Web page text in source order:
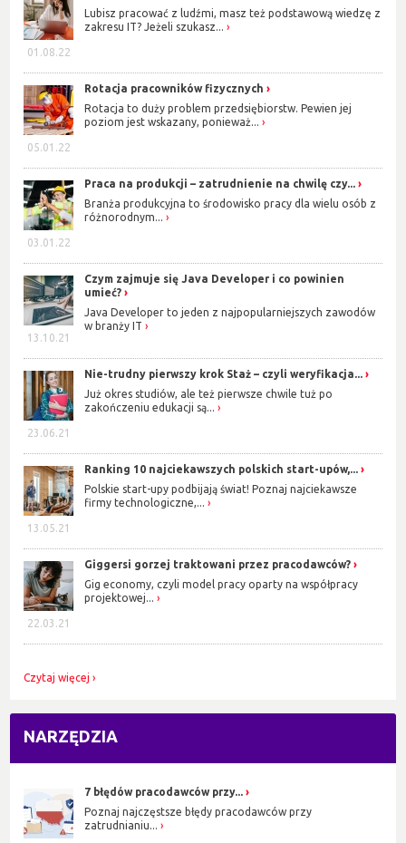
01.08.22
Lubisz pracować z ludźmi, masz też podstawową wiedzę z
zakresu IT? Jeżeli szukasz...
05.01.22
Rotacja pracowników fizycznych
Rotacja to duży problem przedsiębiorstw. Pewien jej
poziom jest wskazany, ponieważ...
03.01.22
Praca na produkcji – zatrudnienie na chwilę czy...
Branża produkcyjna to środowisko pracy dla wielu osób z
różnorodnym...
13.10.21
Czym zajmuje się Java Developer i co powinien
umieć?
Java Developer to jeden z najpopularniejszych zawodów
w branży IT
23.06.21
Nie-trudny pierwszy krok Staż – czyli weryfikacja...
Już okres studiów, ale też pierwsze chwile tuż po
zakończeniu edukacji są...
13.05.21
Ranking 10 najciekawszych polskich start-upów,...
Polskie start-upy podbijają świat! Poznaj najciekawsze
firmy technologiczne,...
22.03.21
Giggersi gorzej traktowani przez pracodawców?
Gig economy, czyli model pracy oparty na współpracy
projektowej...
Czytaj więcej
NARZĘDZIA
7 błędów pracodawców przy...
Poznaj najczęstsze błędy pracodawców przy
zatrudnianiu...